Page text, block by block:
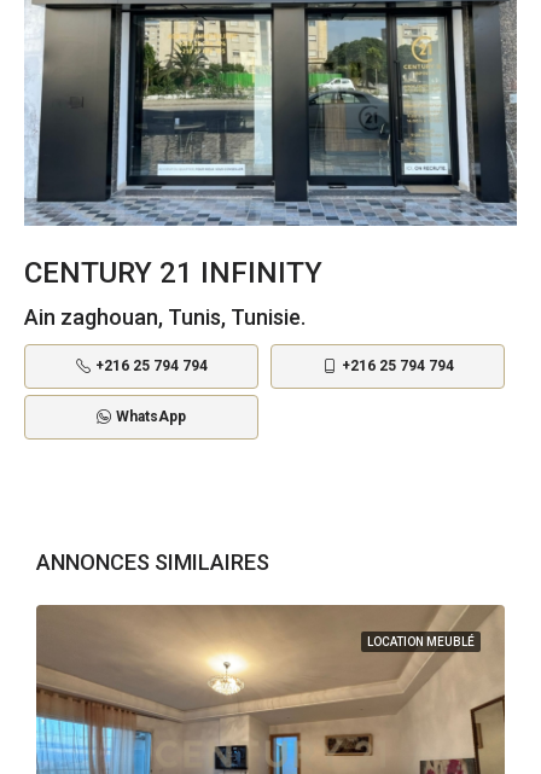
CENTURY 21 INFINITY
Ain zaghouan, Tunis, Tunisie.
+216 25 794 794 +216 25 794 794
WhatsApp
ANNONCES SIMILAIRES
LOCATION MEUBLÉ